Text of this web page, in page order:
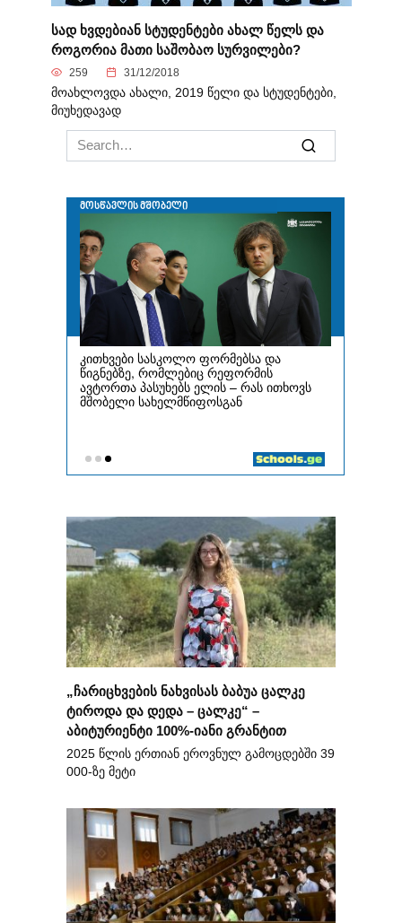
სად ხვდებიან სტუდენტები ახალ წელს და
როგორია მათი საშობაო სურვილები?
259 31/12/2018
მოახლოვდა ახალი, 2019 წელი და სტუდენტები,
მიუხედავად
Search
for:
„ჩარიცხვების ნახვისას ბაბუა ცალკე
ტიროდა და დედა – ცალკე“ –
აბიტურიენტი 100%-იანი გრანტით
2025 წლის ერთიან ეროვნულ გამოცდებში 39
000-ზე მეტი